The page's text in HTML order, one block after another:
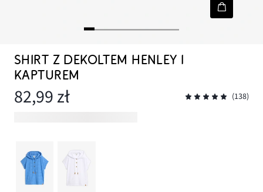
SHIRT Z DEKOLTEM HENLEY I
KAPTUREM
82,99 zł (138)